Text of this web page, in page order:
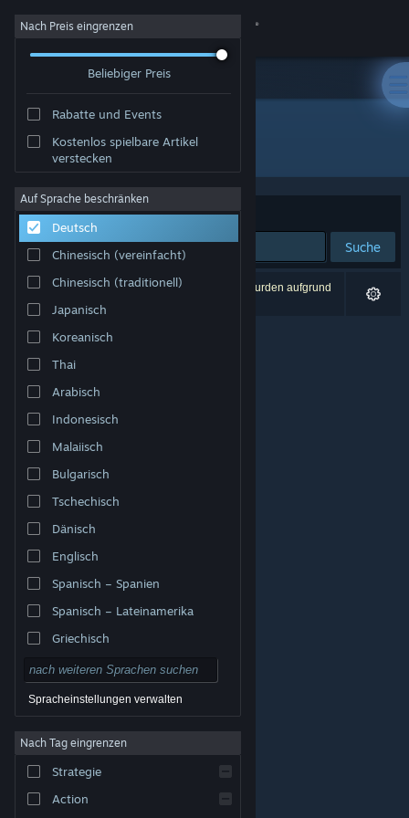
Anmelden
Info
Support
Sprache ändern
Steam-Mobile-App herunterladen
Desktopversion anzeigen
© Valve Corporation. Alle Rechte vorbehalten. Alle
USA und anderen Ländern.
Rechtliches
Barrierefreiheit
Nutzungsvertrag
Nach Preis eingrenzen
Beliebiger Preis
Rabatte und Events
Kostenlos spielbare Artikel
verstecken
Auf Sprache beschränken
Deutsch
Chinesisch (vereinfacht)
Chinesisch (traditionell)
Japanisch
Koreanisch
Thai
Arabisch
Indonesisch
Malaiisch
Bulgarisch
Tschechisch
Dänisch
Englisch
Spanisch – Spanien
Spanisch – Lateinamerika
Griechisch
Spracheinstellungen verwalten
Nach Tag eingrenzen
Strategie
Action
Entwickler: JBroook
Sortieren nach Relevanz
Suche
0 Ergebnisse entsprechen Ihrer Suche. 4 Titel wurden aufgrund
Ihrer Einstellungen ausgeschlossen.